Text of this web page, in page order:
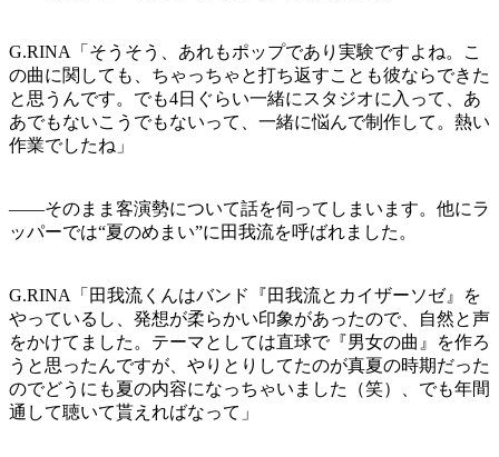
G.RINA「そうそう、あれもポップであり実験ですよね。こ
の曲に関しても、ちゃっちゃと打ち返すことも彼ならできた
と思うんです。でも4日ぐらい一緒にスタジオに入って、あ
あでもないこうでもないって、一緒に悩んで制作して。熱い
作業でしたね」
——そのまま客演勢について話を伺ってしまいます。他にラ
ッパーでは“夏のめまい”に田我流を呼ばれました。
G.RINA「田我流くんはバンド『田我流とカイザーソゼ』を
やっているし、発想が柔らかい印象があったので、自然と声
をかけてました。テーマとしては直球で『男女の曲』を作ろ
うと思ったんですが、やりとりしてたのが真夏の時期だった
のでどうにも夏の内容になっちゃいました（笑）、でも年間
通して聴いて貰えればなって」